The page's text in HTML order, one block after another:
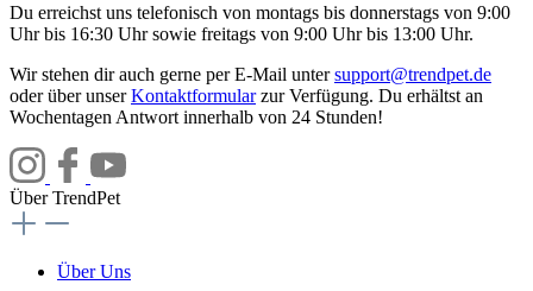
Du erreichst uns telefonisch von montags bis donnerstags von 9:00
Uhr bis 16:30 Uhr sowie freitags von 9:00 Uhr bis 13:00 Uhr.
Wir stehen dir auch gerne per E-Mail untersupport@trendpet.de
oder über unserKontaktformularzur Verfügung. Du erhältst an
Wochentagen Antwort innerhalb von 24 Stunden!
Über TrendPet
Über Uns